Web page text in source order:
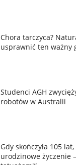
Chora tarczyca?
usprawnić ten ważny
Studenci AGH
robotów w Australii
Gdy skończyła 105
urodzinowe życzenie